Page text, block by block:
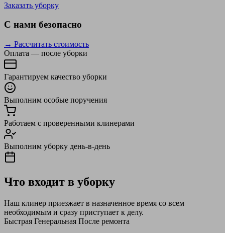
Заказать уборку
С нами безопасно
→ Рассчитать стоимость
Оплата — после уборки
Гарантируем качество уборки
Выполним особые поручения
Работаем с проверенными клинерами
Выполним уборку день-в-день
Что входит в уборку
Наш клинер приезжает в назначенное время со всем
необходимым и сразу приступает к делу.
Быстрая Генеральная После ремонта